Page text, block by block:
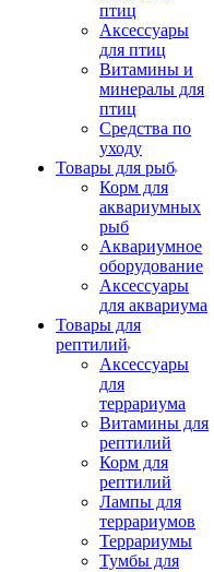
птиц
Аксессуары
для птиц
Витамины и
минералы для
птиц
Средства по
уходу
Товары для рыб
Корм для
аквариумных
рыб
Аквариумное
оборудование
Аксессуары
для аквариума
Товары для
рептилий
Аксессуары
для
террариума
Витамины для
рептилий
Корм для
рептилий
Лампы для
террариумов
Террариумы
Тумбы для